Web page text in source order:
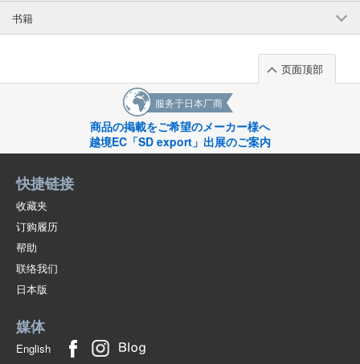
书籍
页面顶部
服务于日本厂商
商品の掲載をご希望のメーカー様へ
越境EC「SD export」出展のご案内
快捷链接
收藏夹
订购履历
帮助
联络我们
日本版
媒体
English